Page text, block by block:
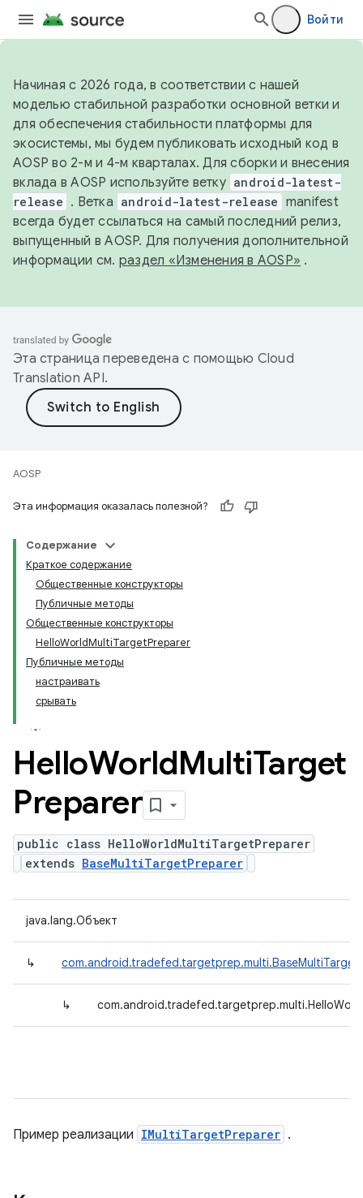
Войти
Начиная с 2026 года, в соответствии с нашей
моделью стабильной разработки основной ветки и
для обеспечения стабильности платформы для
экосистемы, мы будем публиковать исходный код в
AOSP во 2-м и 4-м кварталах. Для сборки и внесения
вклада в AOSP используйте ветку android-latest-
release . Ветка android-latest-release manifest
всегда будет ссылаться на самый последний релиз,
выпущенный в AOSP. Для получения дополнительной
информации см. раздел «Изменения в AOSP» .
Эта страница переведена с помощью Cloud
Translation API.
AOSP
Эта информация оказалась полезной?
Содержание
Краткое содержание
Общественные конструкторы
Публичные методы
Общественные конструкторы
HelloWorldMultiTargetPreparer
Публичные методы
настраивать
срывать
HelloWorldMultiTarget
Preparer
public class HelloWorldMultiTargetPreparer
extends BaseMultiTargetPreparer
java.lang.Объект
↳
↳
Пример реализации IMultiTargetPreparer .